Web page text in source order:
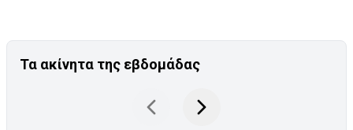
Τα ακίνητα της εβδομάδας